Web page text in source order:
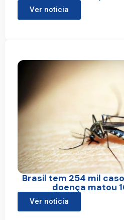
Ver noticia
Brasil tem 254 mil
doença matou
Ver noticia